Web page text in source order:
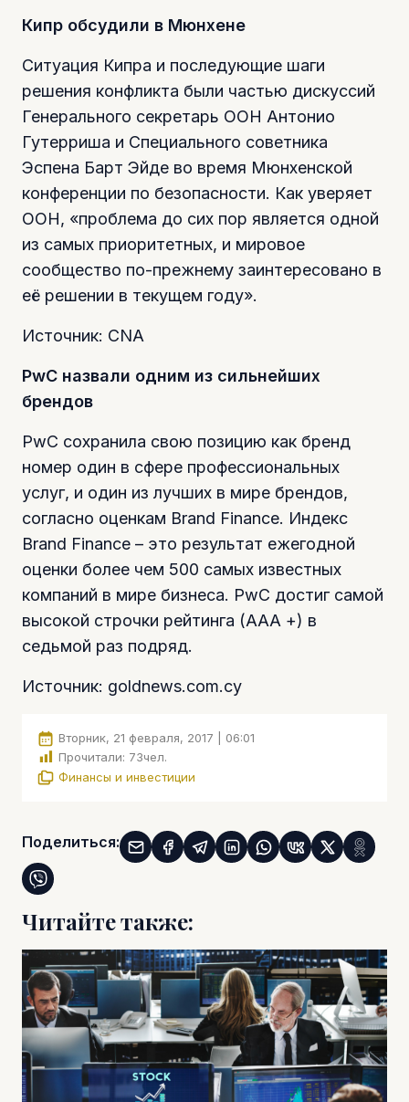
Кипр обсудили в Мюнхене
Ситуация Кипра и последующие шаги
решения конфликта были частью дискуссий
Генерального секретарь ООН Антонио
Гутерриша и Специального советника
Эспена Барт Эйде во время Мюнхенской
конференции по безопасности. Как уверяет
ООН, «проблема до сих пор является одной
из самых приоритетных, и мировое
сообщество по-прежнему заинтересовано в
её решении в текущем году».
Источник: CNA
PwC назвали одним из сильнейших
брендов
PwC сохранила свою позицию как бренд
номер один в сфере профессиональных
услуг, и один из лучших в мире брендов,
согласно оценкам Brand Finance. Индекс
Brand Finance – это результат ежегодной
оценки более чем 500 самых известных
компаний в мире бизнеса. PwC достиг самой
высокой строчки рейтинга (ААА +) в
седьмой раз подряд.
Источник: goldnews.com.cy
Вторник, 21 февраля, 2017 | 06:01
Прочитали: 73чел.
Финансы и инвестиции
Поделиться:
Читайте также: